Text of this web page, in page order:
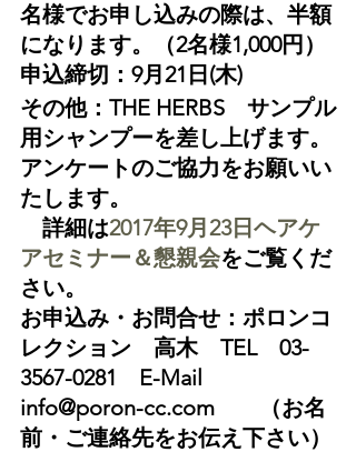
名様でお申し込みの際は、半額
になります。（2名様1,000円）
申込締切：9月21日(木)
その他： THE HERBS　サンプル
用シャンプーを差し上げます。
アンケートのご協力をお願いい
たします。
詳細は2017年9月23日ヘアケ
アセミナー＆懇親会をご覧くだ
さい。
お申込み・お問合せ：ポロンコ
レクション　高木　TEL　03-
3567-0281　E-Mail
info@poron-cc.com　　（お名
前・ご連絡先をお伝え下さい）